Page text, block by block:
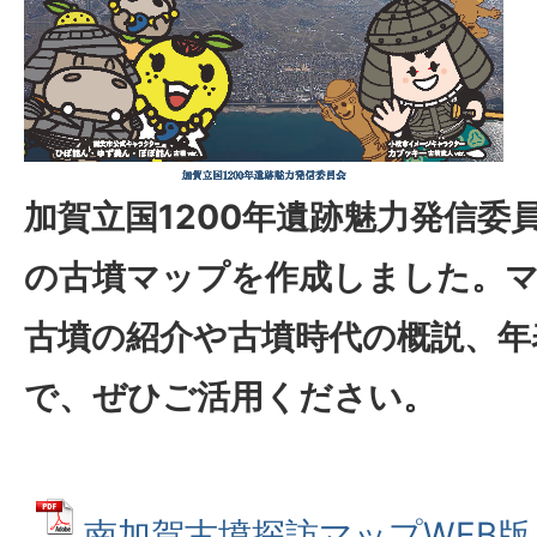
加賀立国1200年遺跡魅力発信委
の古墳マップを作成しました。
古墳の紹介や古墳時代の概説、
で、ぜひご活用ください。